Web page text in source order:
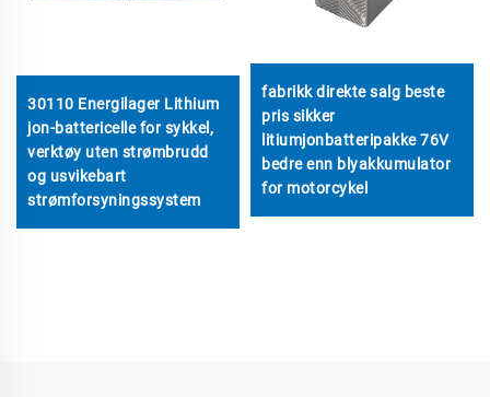
30110 Energilager Lithium
jon-battericelle for sykkel,
verktøy uten strømbrudd
og usvikebart
strømforsyningssystem
fabrikk direkte salg beste
pris sikker
litiumjonbatteripakke 76V
bedre enn blyakkumulator
for motorcykel